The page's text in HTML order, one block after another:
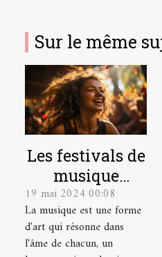
Sur le même
Les festivals de
musique
indépendante
et leur
contribution à
19 mai 2024 00:08
La musique est une forme
d'art qui résonne dans
l'âme de chacun, un